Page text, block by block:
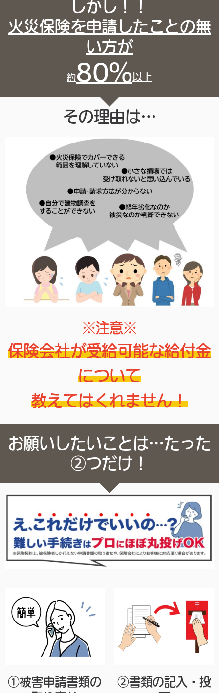
しかし！！
火災保険を申請したことの無
い方が
約80％ 以上
その理由は…
※注意※
保険会社が受給可能な給付金
について
教えてはくれません！
お願いしたいことは…たった
②つだけ！
①被害申請書類の
②書類の記入・投